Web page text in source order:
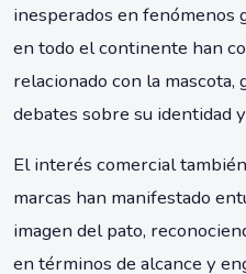
inesperados en fenómenos
en todo el continente han
relacionado con la mascota,
debates sobre su identidad
El interés comercial
marcas han manifestado
imagen del pato,
en términos de alcance y